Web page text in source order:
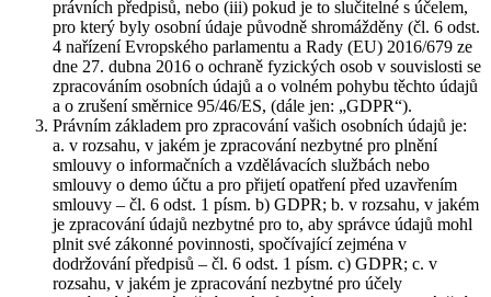
právních předpisů, nebo (iii) pokud je to slučitelné s účelem,
pro který byly osobní údaje původně shromážděny (čl. 6 odst.
4 nařízení Evropského parlamentu a Rady (EU) 2016/679 ze
dne 27. dubna 2016 o ochraně fyzických osob v souvislosti se
zpracováním osobních údajů a o volném pohybu těchto údajů
a o zrušení směrnice 95/46/ES, (dále jen: „GDPR“).
Právním základem pro zpracování vašich osobních údajů je:
a. v rozsahu, v jakém je zpracování nezbytné pro plnění
smlouvy o informačních a vzdělávacích službách nebo
smlouvy o demo účtu a pro přijetí opatření před uzavřením
smlouvy – čl. 6 odst. 1 písm. b) GDPR; b. v rozsahu, v jakém
je zpracování údajů nezbytné pro to, aby správce údajů mohl
plnit své zákonné povinnosti, spočívající zejména v
dodržování předpisů – čl. 6 odst. 1 písm. c) GDPR; c. v
rozsahu, v jakém je zpracování nezbytné pro účely